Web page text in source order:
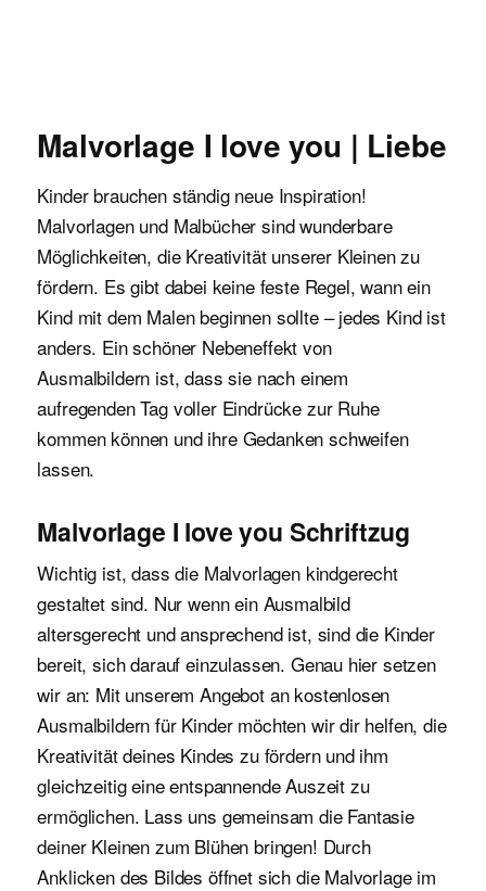
Malvorlage I love you | Liebe
Kinder brauchen ständig neue Inspiration!
Malvorlagen und Malbücher sind wunderbare
Möglichkeiten, die Kreativität unserer Kleinen zu
fördern. Es gibt dabei keine feste Regel, wann ein
Kind mit dem Malen beginnen sollte – jedes Kind ist
anders. Ein schöner Nebeneffekt von
Ausmalbildern ist, dass sie nach einem
aufregenden Tag voller Eindrücke zur Ruhe
kommen können und ihre Gedanken schweifen
lassen.
Malvorlage I love you Schriftzug
Wichtig ist, dass die Malvorlagen kindgerecht
gestaltet sind. Nur wenn ein Ausmalbild
altersgerecht und ansprechend ist, sind die Kinder
bereit, sich darauf einzulassen. Genau hier setzen
wir an: Mit unserem Angebot an kostenlosen
Ausmalbildern für Kinder möchten wir dir helfen, die
Kreativität deines Kindes zu fördern und ihm
gleichzeitig eine entspannende Auszeit zu
ermöglichen. Lass uns gemeinsam die Fantasie
deiner Kleinen zum Blühen bringen! Durch
Anklicken des Bildes öffnet sich die Malvorlage im